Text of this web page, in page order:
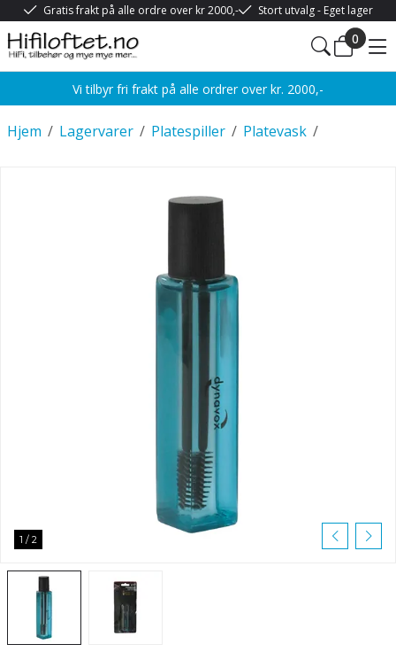
Gratis frakt på alle ordre over kr 2000,- Stort utvalg - Eget lager
0
Vi tilbyr fri frakt på alle ordrer over kr. 2000,-
/
Hjem /
Lagervarer /
Platespiller /
Platevask
1 / 2